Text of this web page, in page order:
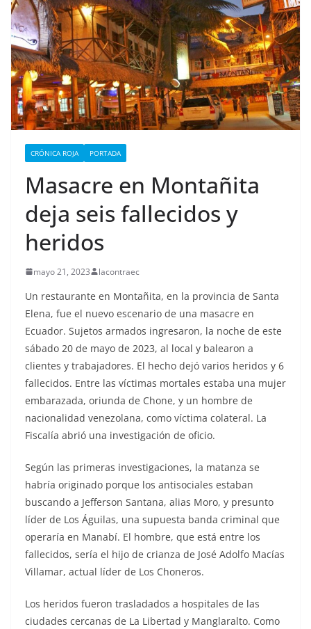
CRÓNICA ROJA PORTADA
Masacre en Montañita
deja seis fallecidos y
heridos
mayo 21, 2023 lacontraec
Un restaurante en Montañita, en la provincia de Santa
Elena, fue el nuevo escenario de una masacre en
Ecuador. Sujetos armados ingresaron, la noche de este
sábado 20 de mayo de 2023, al local y balearon a
clientes y trabajadores. El hecho dejó varios heridos y 6
fallecidos. Entre las víctimas mortales estaba una mujer
embarazada, oriunda de Chone, y un hombre de
nacionalidad venezolana, como víctima colateral. La
Fiscalía abrió una investigación de oficio.
Según las primeras investigaciones, la matanza se
habría originado porque los antisociales estaban
buscando a Jefferson Santana, alias Moro, y presunto
líder de Los Águilas, una supuesta banda criminal que
operaría en Manabí. El hombre, que está entre los
fallecidos, sería el hijo de crianza de José Adolfo Macías
Villamar, actual líder de Los Choneros.
Los heridos fueron trasladados a hospitales de las
ciudades cercanas de La Libertad y Manglaralto. Como